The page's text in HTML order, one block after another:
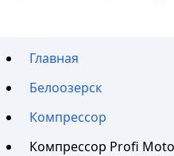
Главная
Белоозерск
Компрессор
Компрессор Profi